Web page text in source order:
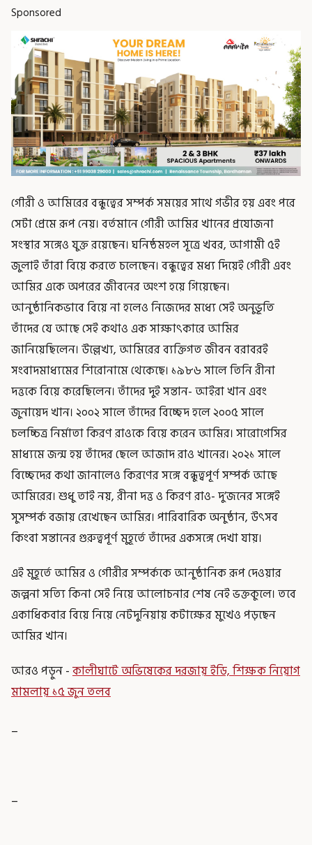
Sponsored
গৌরী ও আমিরের বন্ধুত্বের সম্পর্ক সময়ের সাথে গভীর হয় এবং পরে
সেটা প্রেমে রূপ নেয়। বর্তমানে গৌরী আমির খানের প্রযোজনা
সংস্থার সঙ্গেও যুক্ত রয়েছেন। ঘনিষ্ঠমহল সূত্রে খবর, আগামী ৫ই
জুলাই তাঁরা বিয়ে করতে চলেছেন। বন্ধুত্বের মধ্য দিয়েই গৌরী এবং
আমির একে অপরের জীবনের অংশ হয়ে গিয়েছেন।
আনুষ্ঠানিকভাবে বিয়ে না হলেও নিজেদের মধ্যে সেই অনুভূতি
তাঁদের যে আছে সেই কথাও এক সাক্ষাৎকারে আমির
জানিয়েছিলেন। উল্লেখ্য, আমিরের ব্যক্তিগত জীবন বরাবরই
সংবাদমাধ্যমের শিরোনামে থেকেছে। ১৯৮৬ সালে তিনি রীনা
দত্তকে বিয়ে করেছিলেন। তাঁদের দুই সন্তান- আইরা খান এবং
জুনায়েদ খান। ২০০২ সালে তাঁদের বিচ্ছেদ হলে ২০০৫ সালে
চলচ্চিত্র নির্মাতা কিরণ রাওকে বিয়ে করেন আমির। সারোগেসির
মাধ্যমে জন্ম হয় তাঁদের ছেলে আজাদ রাও খানের। ২০২১ সালে
বিচ্ছেদের কথা জানালেও কিরণের সঙ্গে বন্ধুত্বপূর্ণ সম্পর্ক আছে
আমিরের। শুধু তাই নয়, রীনা দত্ত ও কিরণ রাও- দু’জনের সঙ্গেই
সুসম্পর্ক বজায় রেখেছেন আমির। পারিবারিক অনুষ্ঠান, উৎসব
কিংবা সন্তানের গুরুত্বপূর্ণ মুহূর্তে তাঁদের একসঙ্গে দেখা যায়।
এই মুহূর্তে আমির ও গৌরীর সম্পর্ককে আনুষ্ঠানিক রূপ দেওয়ার
জল্পনা সত্যি কিনা সেই নিয়ে আলোচনার শেষ নেই ভক্তকুলে। তবে
একাধিকবার বিয়ে নিয়ে নেটদুনিয়ায় কটাক্ষের মুখেও পড়ছেন
আমির খান।
আরও পড়ুন -কালীঘাটে অভিষেকের দরজায় ইডি, শিক্ষক নিয়োগ
মামলায় ১৫ জুন তলব
_
_